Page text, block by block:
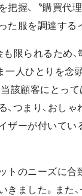
把握、〝購買代
た服を調達する
限られるため
一人ひとりを念
当該顧客にとっ
、つまり、おし
ザーが付いてい
トのニーズに合
きました。また